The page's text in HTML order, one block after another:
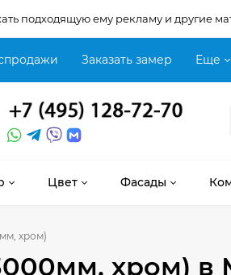
подходящую ему рекламу и другие
Заказать замер Еще
Цвет Фасады
хром)
хром) в